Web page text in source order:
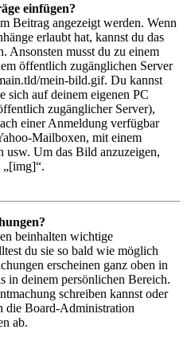
einfügen?
Beitrag angezeigt werden. Wenn
erlaubt hat, kannst du das
Ansonsten musst du zu einem
öffentlich zugänglichen Server
mein-bild.gif. Du kannst
sich auf deinem eigenen PC
zugänglicher Server),
einer Anmeldung verfügbar
Mailboxen, mit einem
usw. Um das Bild anzuzeigen,
„[img]“.
beinhalten wichtige
du sie so bald wie möglich
erscheinen ganz oben in
in deinem persönlichen Bereich.
schreiben kannst oder
die Board-Administration
ab.